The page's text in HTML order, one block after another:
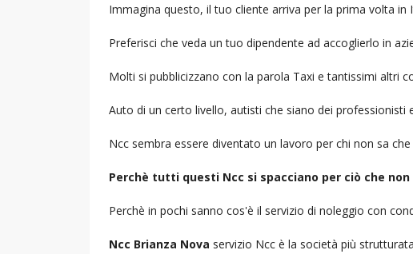
Immagina questo, il tuo cliente arriva per la prima volta
Preferisci che veda un tuo dipendente ad accoglierlo in
Molti si pubblicizzano con la parola Taxi e tantissimi altri
Auto di un certo livello, autisti che siano dei
Ncc sembra essere diventato un lavoro per chi non sa
Perchè tutti questi Ncc si spacciano per ciò che non
Perchè in pochi sanno cos'è il servizio di noleggio con
Ncc Brianza Nova servizio Ncc è la società più